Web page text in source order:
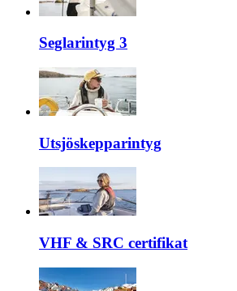
Seglarintyg 3
Utsjöskepparintyg
VHF & SRC certifikat